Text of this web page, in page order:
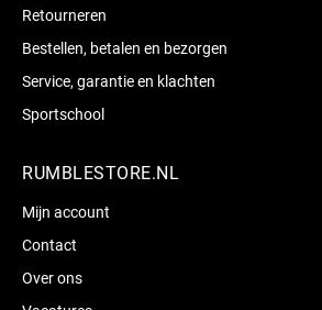
Retourneren
Bestellen, betalen en bezorgen
Service, garantie en klachten
Sportschool
RUMBLESTORE.NL
Mijn account
Contact
Over ons